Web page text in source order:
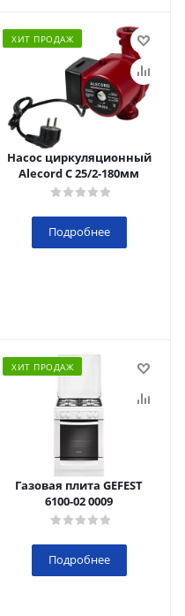
ХИТ ПРОДАЖ
Насос циркуляционный
Alecord C 25/2-180мм
Подробнее
ХИТ ПРОДАЖ
Газовая плита GEFEST
6100-02 0009
Подробнее